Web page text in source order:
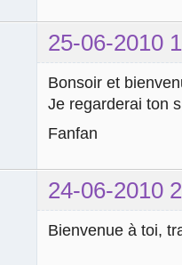
25-06-2010
Bonsoir et
Je regarderai ton
Fanfan
24-06-2010
Bienvenue à toi,